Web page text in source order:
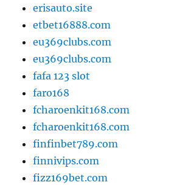
erisauto.site
etbet16888.com
eu369clubs.com
eu369clubs.com
fafa 123 slot
faro168
fcharoenkit168.com
fcharoenkit168.com
finfinbet789.com
finnivips.com
fizz169bet.com